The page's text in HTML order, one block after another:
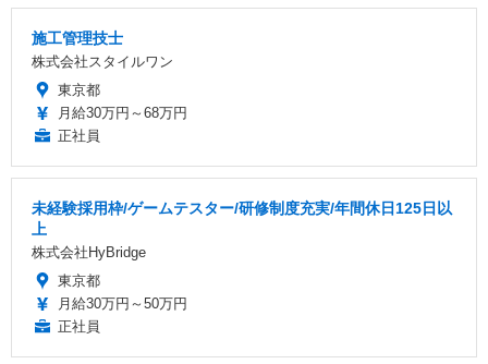
施工管理技士
株式会社スタイルワン
東京都
月給30万円～68万円
正社員
未経験採用枠/ゲームテスター/研修制度充実/年間休日125日以
上
株式会社HyBridge
東京都
月給30万円～50万円
正社員